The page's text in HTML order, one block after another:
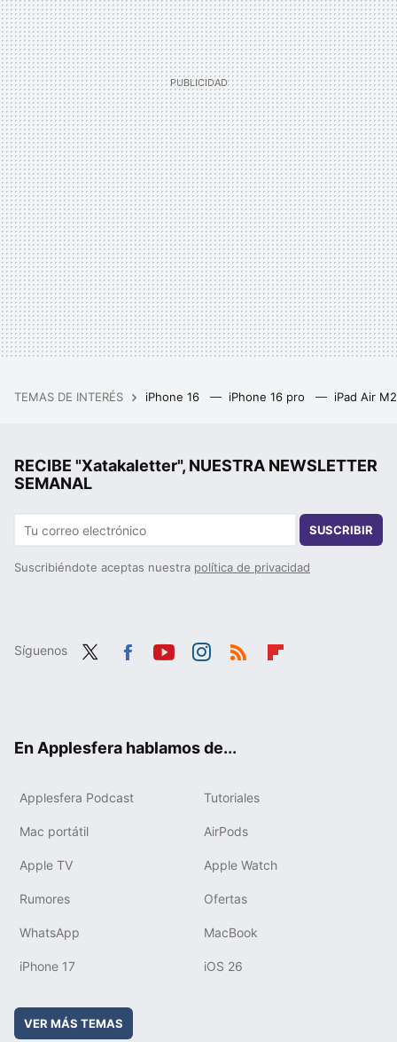
TEMAS DE INTERÉS iPhone 16 iPhone 16 pro iPad Air
RECIBE "Xatakaletter", NUESTRA NEWSLETTER
SEMANAL
SUSCRIBIR
Suscribiéndote aceptas nuestra política de privacidad
Síguenos
En Applesfera hablamos de...
Applesfera Podcast Tutoriales
Mac portátil AirPods
Apple TV Apple Watch
Rumores Ofertas
WhatsApp MacBook
iPhone 17 iOS 26
VER MÁS TEMAS